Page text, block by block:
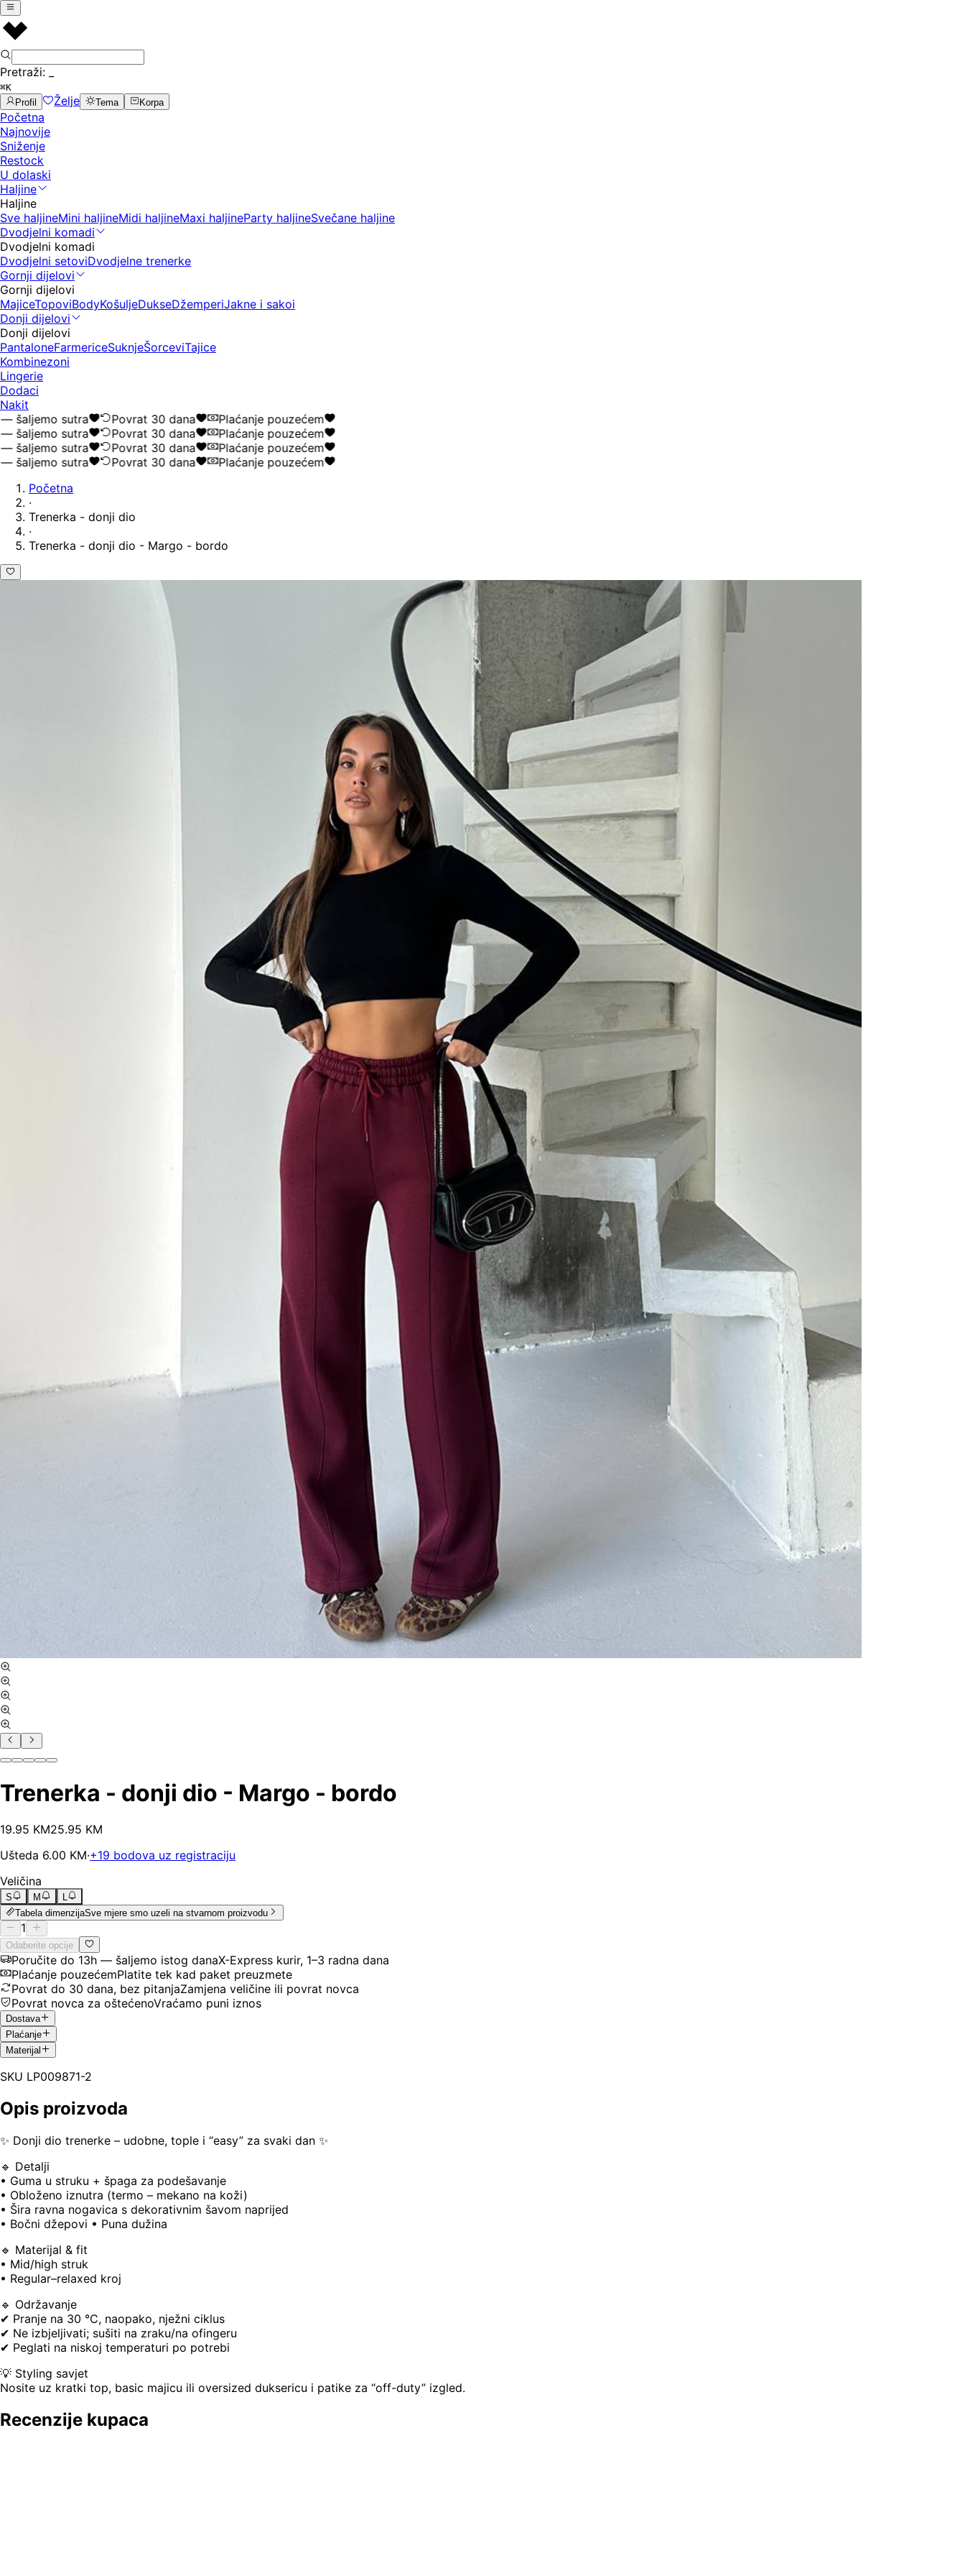
Pretraži:
⌘K
Profil
Želje Tema Korpa
Početna
Najnovije
Sniženje
Restock
U dolaski
Haljine
Haljine
Sve haljineMini haljineMidi haljineMaxi haljineParty haljineSvečane haljine
Dvodjelni komadi
Dvodjelni komadi
Dvodjelni setoviDvodjelne trenerke
Gornji dijelovi
Gornji dijelovi
MajiceTopoviBodyKošuljeDukseDžemperiJakne i sakoi
Donji dijelovi
Donji dijelovi
PantaloneFarmericeSuknjeŠorceviTajice
Kombinezoni
Lingerie
Dodaci
Nakit
sutra
Povrat 30 dana
Plaćanje pouzećem
sutra
Povrat 30 dana
Plaćanje pouzećem
sutra
Povrat 30 dana
Plaćanje pouzećem
sutra
Povrat 30 dana
Plaćanje pouzećem
Početna
·
Trenerka - donji dio
·
Trenerka - donji dio - Margo - bordo
Trenerka - donji dio - Margo - bordo
19.95 KM25.95 KM
Ušteda 6.00 KM·+19 bodova uz registraciju
Veličina
S M
L
Tabela dimenzijaSve mjere smo uzeli na stvarnom proizvodu
1
Odaberite opcije
Poručite do 13h — šaljemo istog danaX-Express kurir, 1–3 radna dana
Plaćanje pouzećemPlatite tek kad paket preuzmete
Povrat do 30 dana, bez pitanjaZamjena veličine ili povrat novca
Povrat novca za oštećenoVraćamo puni iznos
Dostava
Plaćanje
Materijal
SKU LP009871-2
Opis proizvoda
✨ Donji dio trenerke – udobne, tople i “easy” za svaki dan ✨
🔹 Detalji
• Guma u struku + špaga za podešavanje
• Obloženo iznutra (termo – mekano na koži)
• Šira ravna nogavica s dekorativnim šavom naprijed
• Bočni džepovi • Puna dužina
🔹 Materijal & fit
• Mid/high struk
• Regular–relaxed kroj
🔹 Održavanje
✔ Pranje na 30 °C, naopako, nježni ciklus
✔ Ne izbjeljivati; sušiti na zraku/na ofingeru
✔ Peglati na niskoj temperaturi po potrebi
💡 Styling savjet
Nosite uz kratki top, basic majicu ili oversized duksericu i patike za “off-duty” izgled.
Recenzije kupaca